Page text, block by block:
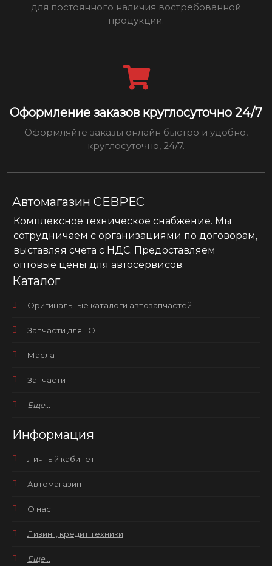
для постоянного наличия востребованной
продукции.
Оформление заказов круглосуточно 24/7
Оформляйте заказы онлайн быстро и удобно,
круглосуточно, 24/7.
Автомагазин СЕВРЕС
Комплексное техническое снабжение. Мы
сотрудничаем с организациями по договорам,
выставляя счета с НДС. Предоставляем
оптовые цены для автосервисов.
Каталог
Оригинальные каталоги автозапчастей
Запчасти для ТО
Масла
Запчасти
Еще...
Информация
Личный кабинет
Автомагазин
О нас
Лизинг, кредит техники
Еще...